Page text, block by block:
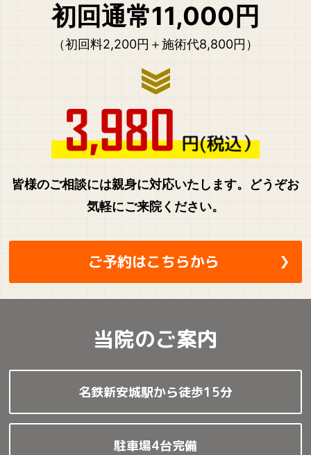
初回通常11,000円
（初回料2,200円＋施術代8,800円）
皆様のご相談には親身に対応いたします。どうぞお
気軽にご来院ください。
ご予約はこちらから
当院のご案内
名鉄新安城駅から徒歩15分
駐車場4台完備